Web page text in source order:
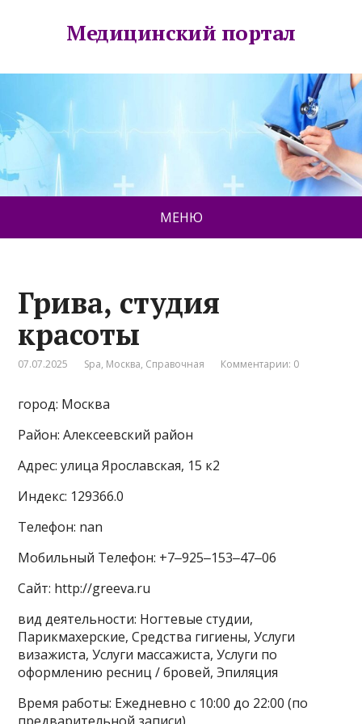
Медицинский портал
МЕНЮ
Грива, студия
красоты
07.07.2025 Spa, Москва, Справочная Комментарии: 0
город: Москва
Район: Алексеевский район
Адрес: улица Ярославская, 15 к2
Индекс: 129366.0
Телефон: nan
Мобильный Телефон: +7‒925‒153‒47‒06
Сайт: http://greeva.ru
вид деятельности: Ногтевые студии,
Парикмахерские, Средства гигиены, Услуги
визажиста, Услуги массажиста, Услуги по
оформлению ресниц / бровей, Эпиляция
Время работы: Ежедневно с 10:00 до 22:00 (по